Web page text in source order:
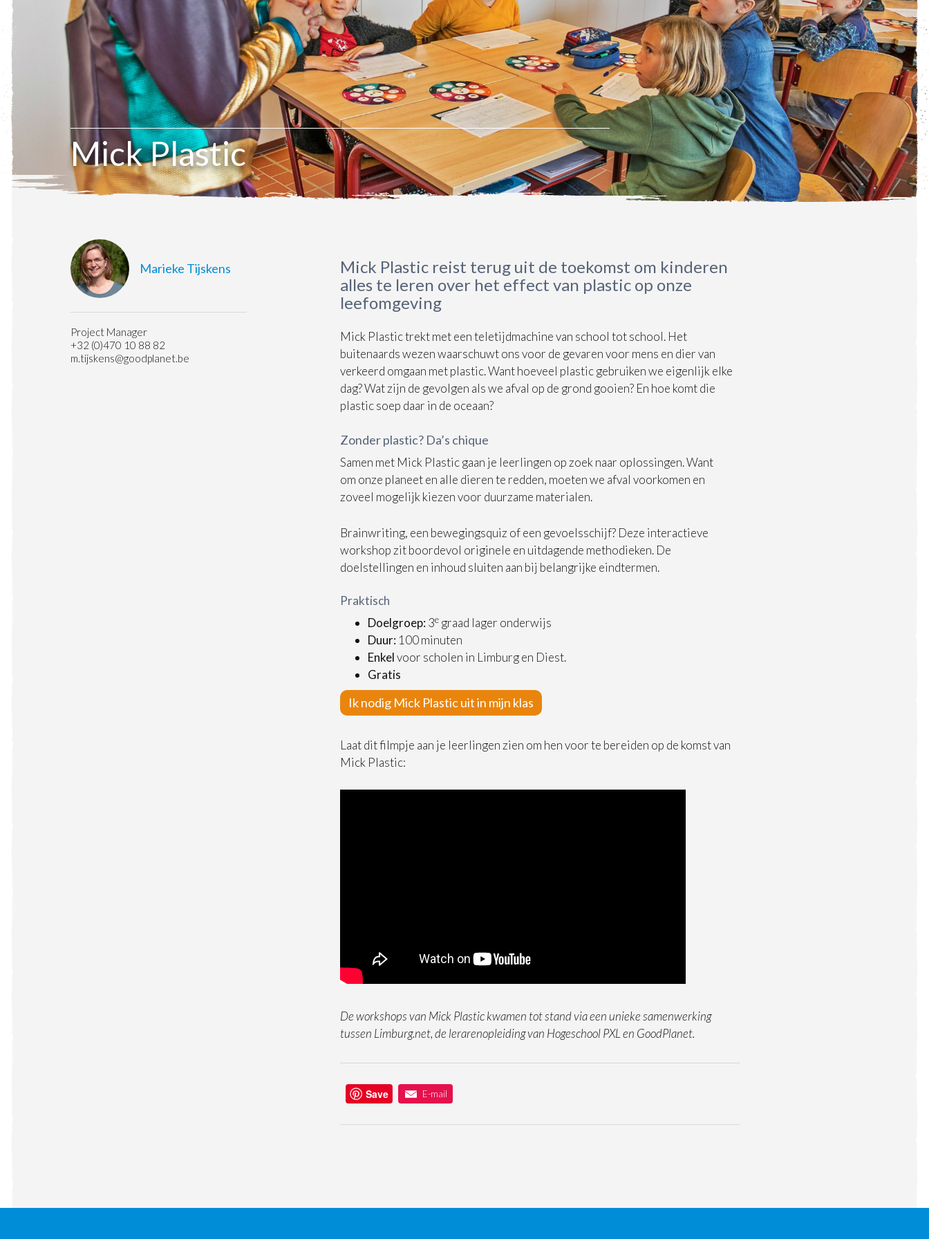
Mick Plastic
Marieke Tijskens
Project Manager
+32 (0)470 10 88 82
m.tijskens@goodplanet.be
Mick Plastic reist terug uit de toekomst om kinderen
alles te leren over het effect van plastic op onze
leefomgeving
Mick Plastic trekt met een teletijdmachine van school tot school. Het
buitenaards wezen waarschuwt ons voor de gevaren voor mens en dier van
verkeerd omgaan met plastic. Want hoeveel plastic gebruiken we eigenlijk elke
dag? Wat zijn de gevolgen als we afval op de grond gooien? En hoe komt die
plastic soep daar in de oceaan?
Zonder plastic? Da’s chique
Samen met Mick Plastic gaan je leerlingen op zoek naar oplossingen. Want
om onze planeet en alle dieren te redden, moeten we afval voorkomen en
zoveel mogelijk kiezen voor duurzame materialen.
Brainwriting, een bewegingsquiz of een gevoelsschijf? Deze interactieve
workshop zit boordevol originele en uitdagende methodieken. De
doelstellingen en inhoud sluiten aan bij belangrijke eindtermen.
Praktisch
Doelgroep: 3e graad lager onderwijs
Duur: 100 minuten
Enkelvoor scholen in Limburg en Diest.
Gratis
Ik nodig Mick Plastic uit in mijn klas
Laat dit filmpje aan je leerlingen zien om hen voor te bereiden op de komst van
Mick Plastic:
De workshops van Mick Plastic kwamen tot stand via een unieke samenwerking
tussen Limburg.net, de lerarenopleiding van Hogeschool PXL en GoodPlanet.
Save E-mail